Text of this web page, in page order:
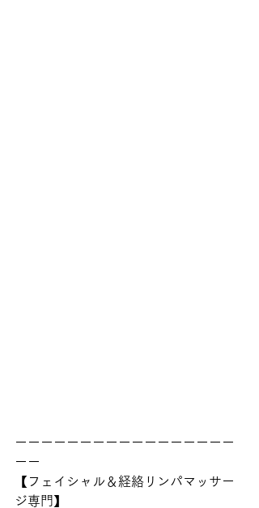
ーーーーーーーーーーーーーーーーー
ーー
【フェイシャル＆経絡リンパマッサー
ジ専門】